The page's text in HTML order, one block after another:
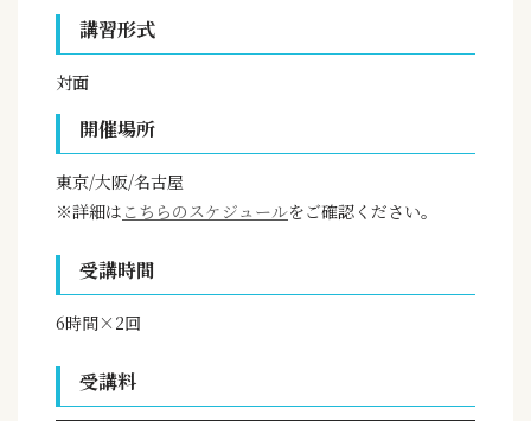
講習形式
対面
開催場所
東京/大阪/名古屋
※詳細は こちらのスケジュールをご確認ください。
受講時間
6時間×2回
受講料